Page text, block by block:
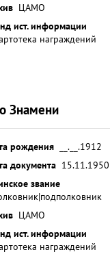
ЦАМО
ист. информации
награждений
Знамени
рождения
__.__.1912
документа 15.11.1950
звание
ЦАМО
ист. информации
награждений